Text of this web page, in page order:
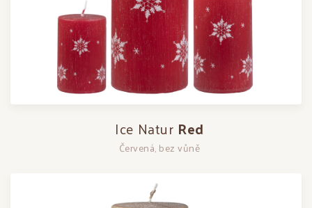
Ice Natur Red
Červená, bez vůně